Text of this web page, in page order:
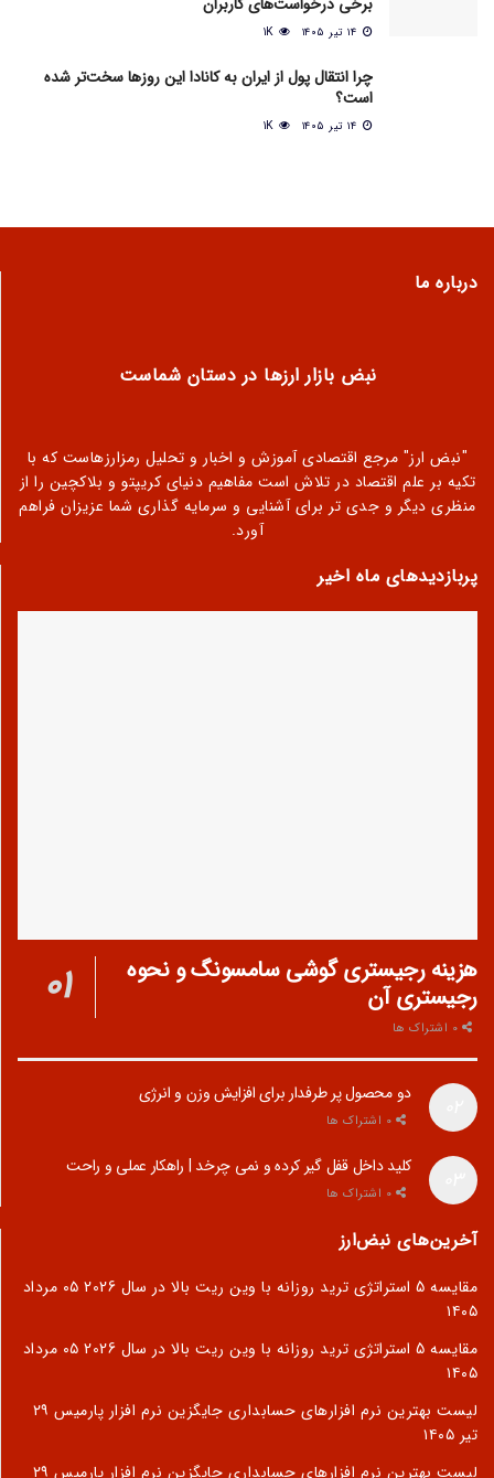
1K
چرا انتقال پول از ایران به کانادا این روزها سخت‌تر شده
است؟
1K
درباره ما
نبض بازار ارزها در دستان شماست
"نبض ارز" مرجع اقتصادی آموزش و اخبار و تحلیل رمزارزهاست که با
تکیه بر علم اقتصاد در تلاش است مفاهیم دنیای کریپتو و بلاکچین را از
منظری دیگر و جدی تر برای آشنایی و سرمایه گذاری شما عزیزان فراهم
آورد.
پربازدیدهای ماه اخیر
هزینه رجیستری گوشی سامسونگ و نحوه
رجیستری آن
دو محصول پر طرفدار برای افزایش وزن و انرژی
کلید داخل قفل گیر کرده و نمی چرخد | راهکار عملی و راحت
آخرین‌های نبض‌ارز
مقایسه 5 استراتژی ترید روزانه با وین ریت بالا در سال 2026
۰۵ مرداد
۱۴۰۵
مقایسه 5 استراتژی ترید روزانه با وین ریت بالا در سال 2026
۰۵ مرداد
۱۴۰۵
لیست بهترین نرم افزارهای حسابداری جایگزین نرم افزار پارمیس ۲۹
تیر ۱۴۰۵
لیست بهترین نرم افزارهای حسابداری جایگزین نرم افزار پارمیس ۲۹